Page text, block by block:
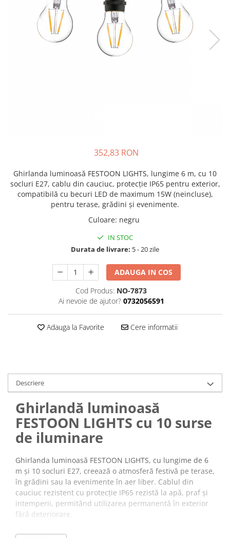
352,83 RON
Ghirlanda luminoasă FESTOON LIGHTS, lungime 6 m, cu 10
socluri E27, cablu din cauciuc, protecție IP65 pentru exterior,
compatibilă cu becuri LED de maximum 15W (neincluse),
pentru terase, grădini și evenimente.
Culoare: negru
IN STOC
Durata de livrare: 5 - 20 zile
ADAUGA IN COS
Cod Produs: NO-7873
Ai nevoie de ajutor? 0732056591
Adauga la Favorite Cere informatii
Descriere
Ghirlandă luminoasă
FESTOON LIGHTS cu 10 surse
de iluminare
Ghirlanda luminoasă FESTOON LIGHTS, cu lungime de 6
m și 10 socluri E27, creează o atmosferă festivă pe terase,
în grădini sau la evenimente în aer liber. Cablul din
cauciuc rezistent cu protecție IP65 rezistă la apă, praf și
intemperii, permitând utilizarea permanentă în exterior
fără deteriorare.
Fiecare soclu acceptă becuri LED de maximum 15W,